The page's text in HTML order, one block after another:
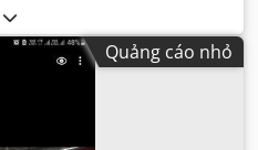
Quảng cáo nhỏ